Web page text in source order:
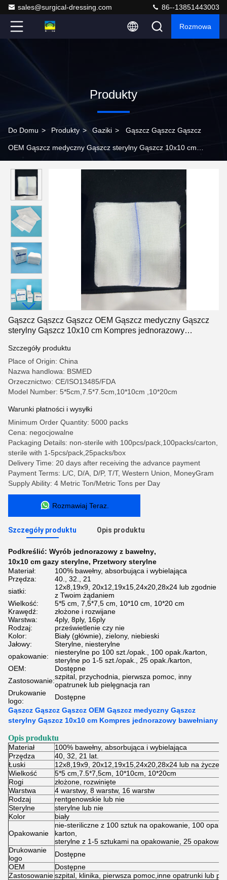
sales@surgical-dressing.com 86--13851443003
Rozmowa
Produkty
Do Domu > Produkty > Gaziki > Gąszcz Gąszcz Gąszcz
OEM Gąszcz medyczny Gąszcz sterylny Gąszcz 10x10 cm
Gąszcz Gąszcz Gąszcz OEM Gąszcz medyczny Gąszcz
sterylny Gąszcz 10x10 cm Kompres jednorazowy
Szczegóły produktu
Place of Origin: China
Nazwa handlowa: BSMED
Orzecznictwo: CE/ISO13485/FDA
Model Number: 5*5cm,7.5*7.5cm,10*10cm ,10*20cm
Warunki płatności i wysyłki
Minimum Order Quantity: 5000 packs
Cena: negocjowalne
Packaging Details: non-sterile with 100pcs/pack,100packs/carton,
sterile with 1-5pcs/pack,25packs/box
Delivery Time: 20 days after receiving the advance payment
Payment Terms: L/C, D/A, D/P, T/T, Western Union, MoneyGram
Supply Ability: 4 Metric Ton/Metric Tons per Day
Rozmawiaj Teraz.
Szczegóły produktu Opis produktu
Podkreślić: Wyrób jednorazowy z bawełny,
10x10 cm gazy sterylne, Przetwory sterylne
Materiał:
100% bawełny, absorbująca i wybielająca
Przędza:
40., 32., 21
siatki:
12x8,19x9, 20x12,19x15,24x20,28x24 lub zgodnie
z Twoim żądaniem
Wielkość:
5*5 cm, 7,5*7,5 cm, 10*10 cm, 10*20 cm
Krawędź:
złożone i rozwijane
Warstwa:
4ply, 8ply, 16ply
Rodzaj:
prześwietlenie czy nie
Kolor:
Biały (głównie), zielony, niebieski
Jałowy:
Sterylne, niesterylne
opakowanie:
niesterylne po 100 szt./opak., 100 opak./karton,
sterylne po 1-5 szt./opak., 25 opak./karton,
OEM:
Dostępne
Zastosowanie:szpital, przychodnia, pierwsza pomoc, inny
opatrunek lub pielęgnacja ran
Drukowanie
logo:
Dostępne
Gąszcz Gąszcz Gąszcz OEM Gąszcz medyczny Gąszcz
sterylny Gąszcz 10x10 cm Kompres jednorazowy bawełniany
Opis produktu
Materiał
100% bawełny, absorbująca i wybielająca
Przędza
40, 32, 21 lat.
Łuski
12x8,19x9, 20x12,19x15,24x20,28x24 lub na
Wielkość
5*5 cm,7.5*7,5cm, 10*10cm, 10*20cm
Rogi
złożone, rozwinięte
Warstwa
4 warstwy, 8 warstw, 16 warstw
Rodzaj
rentgenowskie lub nie
Sterylne
sterylne lub nie
Kolor
biały
Opakowanie
nie-steriliczne z 100 sztuk na opakowanie, 100
karton,
sterylne z 1-5 sztukami na opakowanie, 25 opakowań
Drukowanie
logo
Dostępne
OEM
Dostępne
Zastosowanieszpital, klinika, pierwsza pomoc,inne opatrunki lub